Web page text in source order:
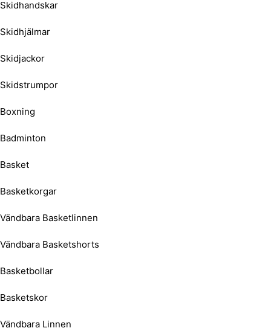
Skidhandskar
Skidhjälmar
Skidjackor
Skidstrumpor
Boxning
Badminton
Basket
Basketkorgar
Vändbara Basketlinnen
Vändbara Basketshorts
Basketbollar
Basketskor
Vändbara Linnen